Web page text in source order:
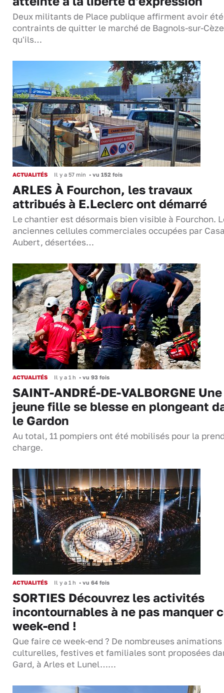
Deux militants de Place publique affirment avoir été
contraints de quitter le marché de Bagnols-sur-
qu'ils…
ACTUALITÉS Il y a 57 min • vu 152 fois
ARLES À Fourchon, les travaux
attribués à E.Leclerc ont démarré
Le chantier est désormais bien visible à Fourchon.
anciennes cellules commerciales occupées par
Aubert, désertées…
ACTUALITÉS Il y a 1 h • vu 93 fois
SAINT-ANDRÉ-DE-VALBORGNE Une
jeune fille se blesse en plongeant
le Gardon
Au total, 11 pompiers ont été mobilisés pour la
charge.
ACTUALITÉS Il y a 1 h • vu 64 fois
SORTIES Découvrez les activités
incontournables à ne pas manquer
week-end !
Que faire ce week-end ? De nombreuses animations
culturelles, festives et familiales sont proposées
Gard, à Arles et Lunel……